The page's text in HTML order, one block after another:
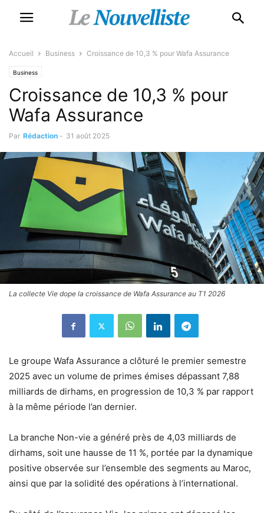
Accueil Business Croissance de 10,3 % pour Wafa Assurance
Business
Croissance de 10,3 % pour
Wafa Assurance
Par Rédaction - 31 août 2025
La collecte Vie dope la croissance de Wafa Assurance au T1 2026
Le groupe Wafa Assurance a clôturé le premier semestre
2025 avec un volume de primes émises dépassant 7,88
milliards de dirhams, en progression de 10,3 % par rapport
à la même période l’an dernier.
La branche Non-vie a généré près de 4,03 milliards de
dirhams, soit une hausse de 11 %, portée par la dynamique
positive observée sur l’ensemble des segments au Maroc,
ainsi que par la solidité des opérations à l’international.